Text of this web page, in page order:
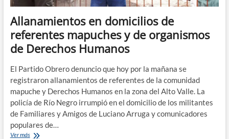
Allanamientos en domicilios de
referentes mapuches y de organismos
de Derechos Humanos
El Partido Obrero denuncio que hoy por la mañana se
registraron allanamientos de referentes de la comunidad
mapuche y Derechos Humanos en la zona del Alto Valle. La
policía de Río Negro irrumpió en el domicilio de los militantes
de Familiares y Amigos de Luciano Arruga y comunicadores
populares de…
Ver másAllanamientos